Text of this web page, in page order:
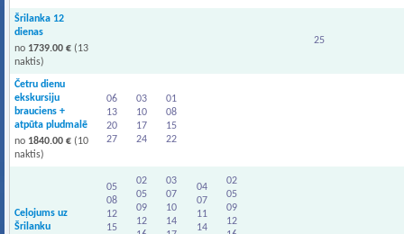
Šrilanka 12
dienas
no 1739.00 € (13
naktis)
25
Četru dienu
ekskursiju
brauciens +
atpūta pludmalē
no 1840.00 € (10
naktis)
06
13
20
27
03
10
17
24
01
08
15
22
Ceļojums uz
Šrilanku
05
08
12
15
02
05
09
12
03
07
10
14
04
07
11
14
02
05
09
12